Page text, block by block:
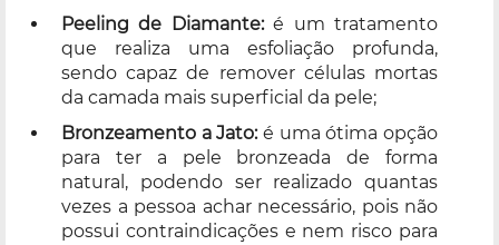
Peeling de Diamante:é um tratamento
que realiza uma esfoliação profunda,
sendo capaz de remover células mortas
da camada mais superficial da pele;
Bronzeamento a Jato:é uma ótima opção
para ter a pele bronzeada de forma
natural, podendo ser realizado quantas
vezes a pessoa achar necessário, pois não
possui contraindicações e nem risco para